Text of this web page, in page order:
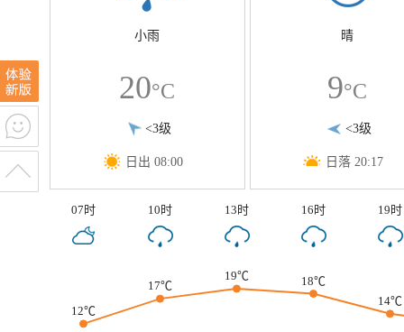
小雨
20°C
<3级
日出 08:00
晴
9°C
<3级
日落 20:17
07时 10时 13时 16时 19时
12℃
17℃
19℃
18℃
14℃